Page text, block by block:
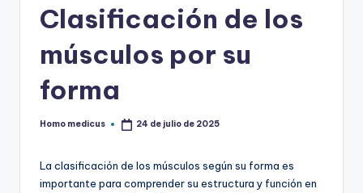
Clasificación de los
músculos por su
forma
Publicado
Homo medicus 24 de julio de 2025
La clasificación de los músculos según su forma es
importante para comprender su estructura y función en